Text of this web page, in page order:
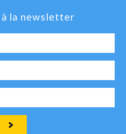
la newsletter